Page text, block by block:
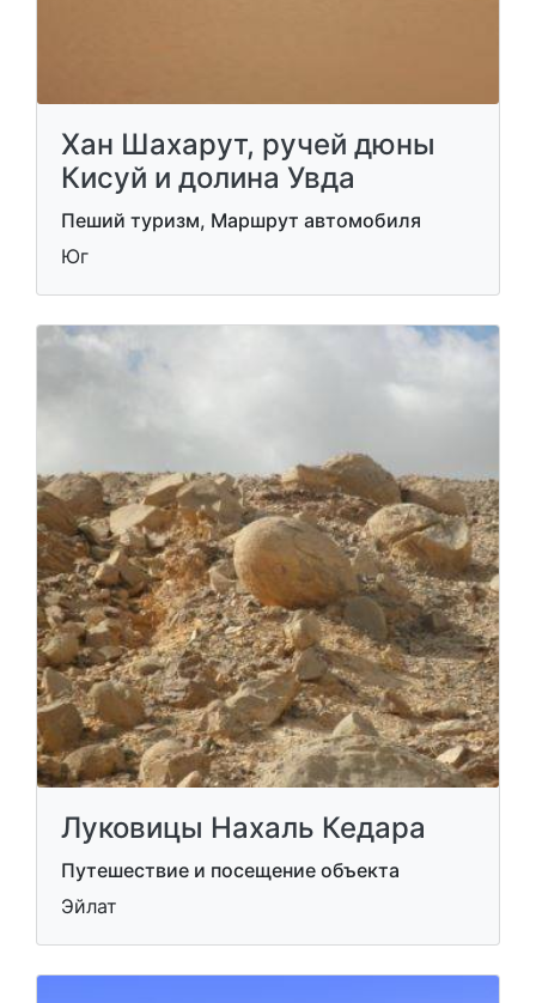
Хан Шахарут, ручей дюны
Кисуй и долина Увда
Пеший туризм, Маршрут автомобиля
Юг
Луковицы Нахаль Кедара
Путешествие и посещение объекта
Эйлат